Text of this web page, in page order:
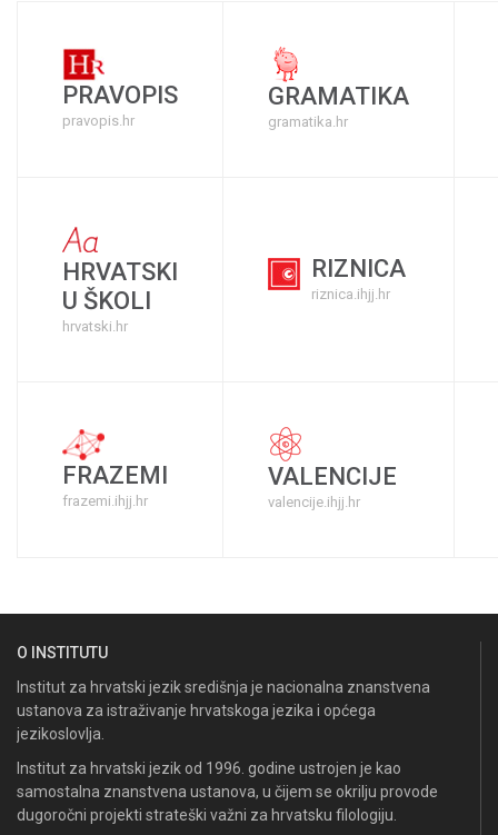
PRAVOPIS
pravopis.hr
GRAMATIKA
gramatika.hr
HRVATSKI
U ŠKOLI
hrvatski.hr
RIZNICA
riznica.ihjj.hr
FRAZEMI
frazemi.ihjj.hr
VALENCIJE
valencije.ihjj.hr
O INSTITUTU
Institut za hrvatski jezik središnja je nacionalna znanstvena
ustanova za istraživanje hrvatskoga jezika i općega
jezikoslovlja.
Institut za hrvatski jezik od 1996. godine ustrojen je kao
samostalna znanstvena ustanova, u čijem se okrilju provode
dugoročni projekti strateški važni za hrvatsku filologiju.